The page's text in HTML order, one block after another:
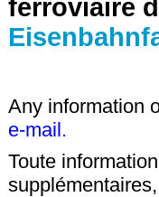
ferroviaire
Any information
e-mail.
Toute